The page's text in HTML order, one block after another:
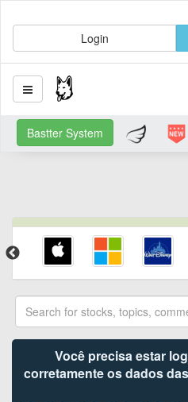
Login
Bastter System
Você precisa estar
corretamente os dados